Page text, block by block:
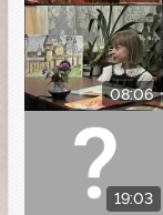
08:06
19:03